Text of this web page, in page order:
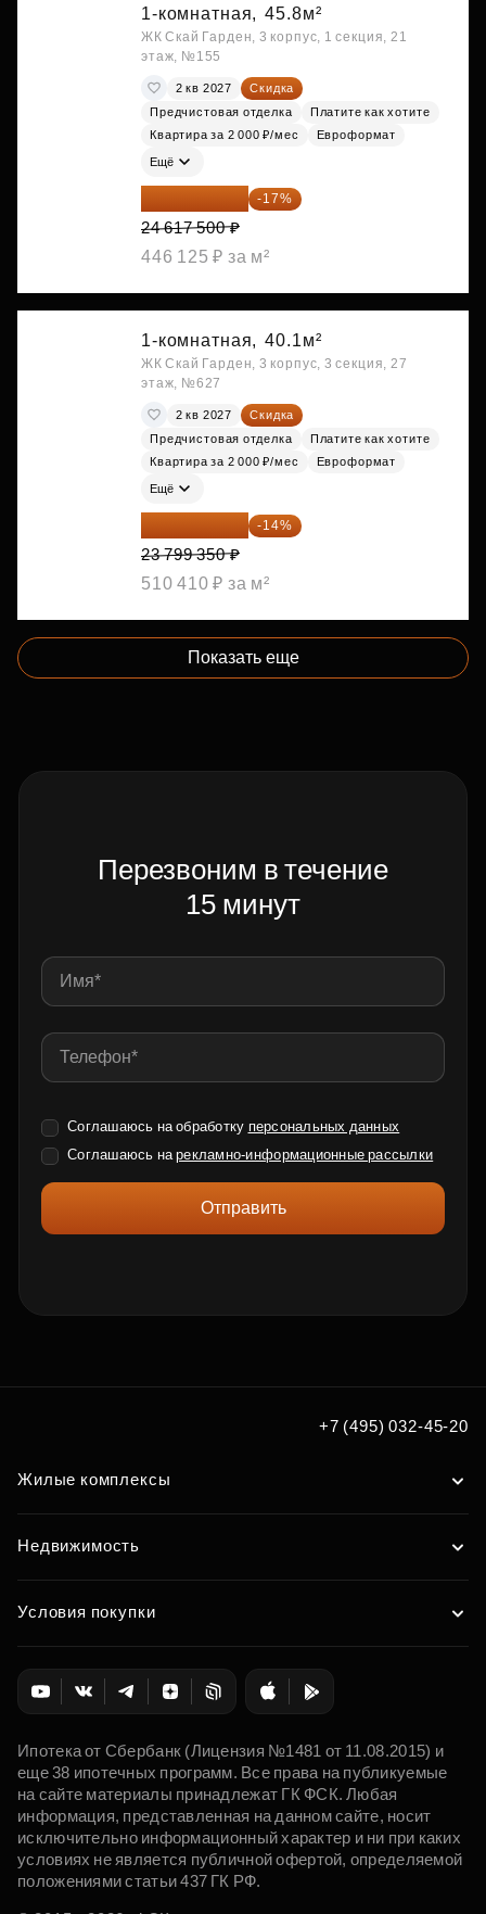
1-комнатная, 45.8м²
ЖК Скай Гарден, 3 корпус, 1 секция, 21
этаж, №155
2 кв 2027
Скидка
Предчистовая отделка
Платите как хотите
Квартира за 2 000 ₽/мес
Евроформат
Ещё
20 432 525 ₽ -17%
24 617 500 ₽
446 125 ₽ за м²
1-комнатная, 40.1м²
ЖК Скай Гарден, 3 корпус, 3 секция, 27
этаж, №627
2 кв 2027
Скидка
Предчистовая отделка
Платите как хотите
Квартира за 2 000 ₽/мес
Евроформат
Ещё
20 467 441 ₽ -14%
23 799 350 ₽
510 410 ₽ за м²
Показать еще
Перезвоним в течение
15 минут
Соглашаюсь на обработку персональных данных
Соглашаюсь нарекламно-информационные рассылки
Отправить
+7 (495) 032-45-20
Жилые комплексы
Недвижимость
Условия покупки
Ипотека от Сбербанк (Лицензия №1481 от 11.08.2015) и
еще 38 ипотечных программ. Все права на публикуемые
на сайте материалы принадлежат ГК ФСК. Любая
информация, представленная на данном сайте, носит
исключительно информационный характер и ни при каких
условиях не является публичной офертой, определяемой
положениями статьи 437 ГК РФ.